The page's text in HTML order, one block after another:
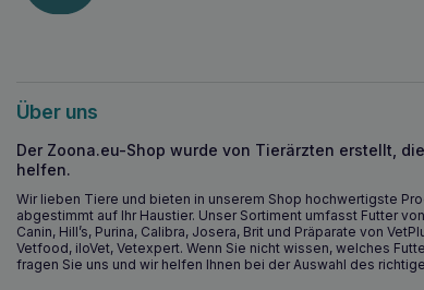
Über uns
Der Zoona.eu-Shop wurde von Tierärzten erstellt,
helfen.
Wir lieben Tiere und bieten in unserem Shop hochwertigste
abgestimmt auf Ihr Haustier. Unser Sortiment umfasst Futter
Canin, Hill’s, Purina, Calibra, Josera, Brit und Präparate von
Vetfood, iloVet, Vetexpert. Wenn Sie nicht wissen, welches
fragen Sie uns und wir helfen Ihnen bei der Auswahl des